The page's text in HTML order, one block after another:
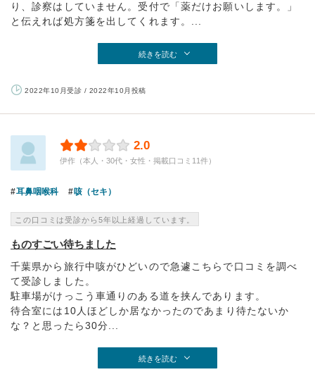
り、診察はしていません。受付で「薬だけお願いします。」
と伝えれば処方箋を出してくれます。...
続きを読む
2022年10月受診 / 2022年10月投稿
2.0
伊作（本人・30代・女性・掲載口コミ11件）
耳鼻咽喉科 咳（セキ）
この口コミは受診から5年以上経過しています。
ものすごい待ちました
千葉県から旅行中咳がひどいので急遽こちらで口コミを調べ
て受診しました。
駐車場がけっこう車通りのある道を挟んであります。
待合室には10人ほどしか居なかったのであまり待たないか
な？と思ったら30分...
続きを読む